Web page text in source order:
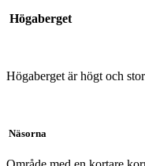
Högaberget
Högaberget är högt och
Näsorna